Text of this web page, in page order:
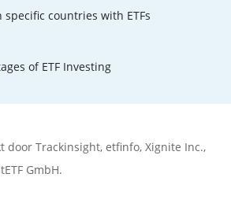
specific countries with ETFs
of ETF Investing
door Trackinsight, etfinfo, Xignite Inc.,
GmbH.